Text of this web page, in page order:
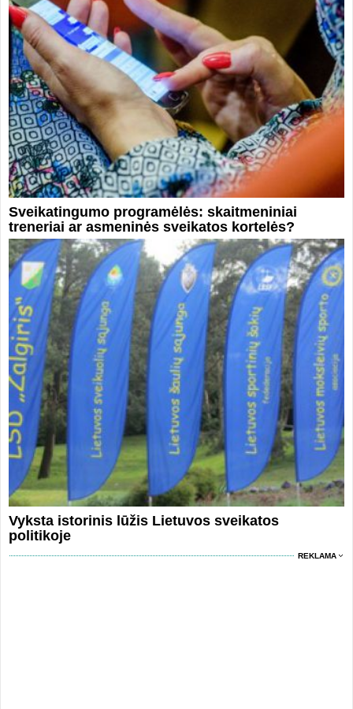
Sveikatingumo programėlės: skaitmeniniai
treneriai ar asmeninės sveikatos kortelės?
Vyksta istorinis lūžis Lietuvos sveikatos
politikoje
REKLAMA